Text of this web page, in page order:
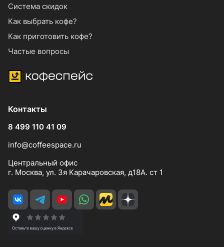
Система скидок
Как выбрать кофе?
Как приготовить кофе?
Частые вопросы
Контакты
8 499 110 41 09
info@coffeespace.ru
Центральный офис
г. Москва, ул. 3я Карачаровская, д18А. ст 1